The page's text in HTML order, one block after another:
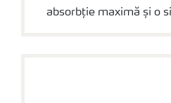
absorbție maximă și o